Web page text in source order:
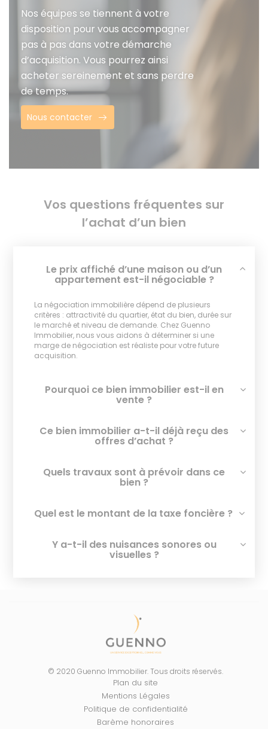
Nos équipes se tiennent à votre
disposition pour vous accompagner
pas à pas dans votre démarche
d’acquisition. Vous pourrez ainsi
acheter sereinement et sans perdre
de temps.
Nous contacter
Vos questions fréquentes sur
l’achat d’un bien
Le prix affiché d’une maison ou d’un
appartement est-il négociable ?
La négociation immobilière dépend de plusieurs
critères : attractivité du quartier, état du bien, durée sur
le marché et niveau de demande. Chez Guenno
Immobilier, nous vous aidons à déterminer si une
marge de négociation est réaliste pour votre future
acquisition.
Pourquoi ce bien immobilier est-il en
vente ?
Ce bien immobilier a-t-il déjà reçu des
offres d’achat ?
Quels travaux sont à prévoir dans ce
bien ?
Quel est le montant de la taxe foncière ?
Y a-t-il des nuisances sonores ou
visuelles ?
© 2020 Guenno Immobilier. Tous droits réservés.
Plan du site
Mentions Légales
Politique de confidentialité
Barème honoraires